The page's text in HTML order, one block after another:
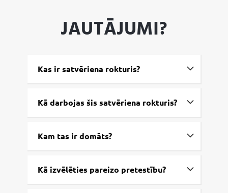
JAUTĀJUMI?
Kas ir satvēriena rokturis?
Kā darbojas šis satvēriena rokturis?
Kam tas ir domāts?
Kā izvēlēties pareizo pretestību?